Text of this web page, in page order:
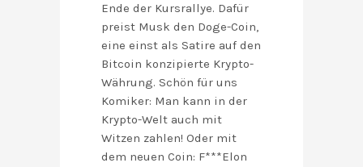
Ende der Kursrallye. Dafür
preist Musk den Doge-Coin,
eine einst als Satire auf den
Bitcoin konzipierte Krypto-
Währung. Schön für uns
Komiker: Man kann in der
Krypto-Welt auch mit
Witzen zahlen! Oder mit
dem neuen Coin: F***Elon